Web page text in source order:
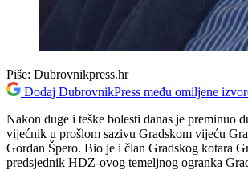
Piše: Dubrovnikpress.hr
Dodaj DubrovnikPress među omiljene
Nakon duge i teške bolesti danas je preminuo
vijećnik u prošlom sazivu Gradskom vijeću
Gordan Špero. Bio je i član Gradskog kotara
predsjednik HDZ-ovog temeljnog ogranka